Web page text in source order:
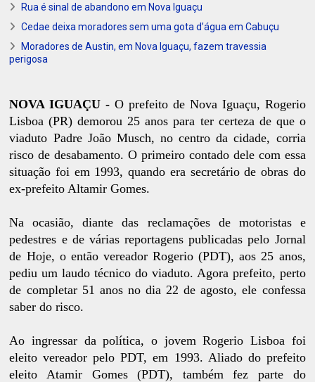
Rua é sinal de abandono em Nova Iguaçu
Cedae deixa moradores sem uma gota d’água em Cabuçu
Moradores de Austin, em Nova Iguaçu, fazem travessia
perigosa
NOVA IGUAÇU -O prefeito de Nova Iguaçu, Rogerio
Lisboa (PR) demorou 25 anos para ter certeza de que o
viaduto Padre João Musch, no centro da cidade, corria
risco de desabamento. O primeiro contado dele com essa
situação foi em 1993, quando era secretário de obras do
ex-prefeito Altamir Gomes.
Na ocasião, diante das reclamações de motoristas e
pedestres e de várias reportagens publicadas pelo Jornal
de Hoje, o então vereador Rogerio (PDT), aos 25 anos,
pediu um laudo técnico do viaduto. Agora prefeito, perto
de completar 51 anos no dia 22 de agosto, ele confessa
saber do risco.
Ao ingressar da política, o jovem Rogerio Lisboa foi
eleito vereador pelo PDT, em 1993. Aliado do prefeito
eleito Atamir Gomes (PDT), também fez parte do